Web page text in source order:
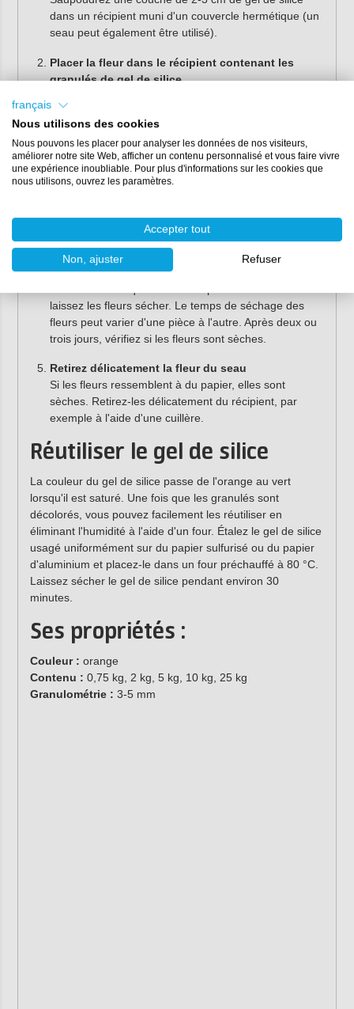
dans un récipient muni d'un couvercle hermétique (un
seau peut également être utilisé).
Placer la fleur dans le récipient contenant les
granulés de gel de silice.
feuilles sur le gel de silice, en veillant à ce qu'ils ne se
chevauchent pas.
Recouvrir la fleur de gel de silice
Déposez délicatement le gel de silice autour des
récipient profond et d'une quantité suffisante de gel de
silice, vous pouvez créer plusieurs couches de fleurs.
Laissez les fleurs sécher
laissez les fleurs sécher. Le temps de séchage des
fleurs peut varier d'une pièce à l'autre. Après deux ou
trois jours, vérifiez si les fleurs sont sèches.
Retirez délicatement la fleur du seau
Si les fleurs ressemblent à du papier, elles sont
sèches. Retirez-les délicatement du récipient, par
exemple à l'aide d'une cuillère.
Réutiliser le gel de silice
La couleur du gel de silice passe de l'orange au vert
lorsqu'il est saturé. Une fois que les granulés sont
décolorés, vous pouvez facilement les réutiliser en
éliminant l'humidité à l'aide d'un four. Étalez le gel de silice
usagé uniformément sur du papier sulfurisé ou du papier
d'aluminium et placez-le dans un four préchauffé à 80 °C.
Laissez sécher le gel de silice pendant environ 30
minutes.
Ses propriétés :
Couleur : orange
Contenu : 0,75 kg, 2 kg, 5 kg, 10 kg, 25 kg
Granulométrie : 3-5 mm
français
Nous utilisons des cookies
Nous pouvons les placer pour analyser les données de nos visiteurs,
améliorer notre site Web, afficher un contenu personnalisé et vous faire vivre
une expérience inoubliable. Pour plus d'informations sur les cookies que
nous utilisons, ouvrez les paramètres.
Accepter tout
Non, ajuster Refuser